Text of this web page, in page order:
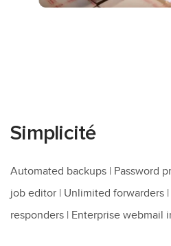
Simplicité
Automated backups | Password
job editor | Unlimited forwarders
responders | Enterprise webmail